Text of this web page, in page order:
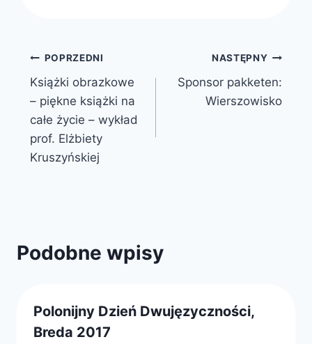
Nawigacja
wpisu
POPRZEDNI
Książki obrazkowe
– piękne książki na
całe życie – wykład
prof. Elżbiety
Kruszyńskiej
NASTĘPNY
Sponsor pakketen:
Wierszowisko
Podobne wpisy
Polonijny Dzień Dwujęzyczności,
Breda 2017